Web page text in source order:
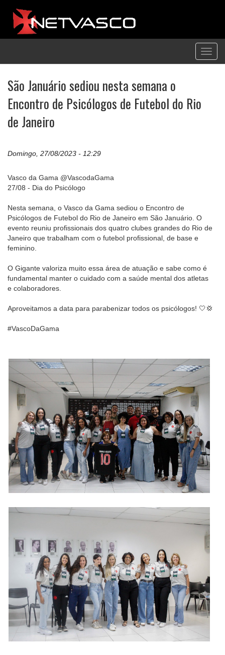
São Januário sediou nesta semana o
Encontro de Psicólogos de Futebol do Rio
de Janeiro
Domingo, 27/08/2023 - 12:29
Vasco da Gama @VascodaGama
27/08 - Dia do Psicólogo
Nesta semana, o Vasco da Gama sediou o Encontro de
Psicólogos de Futebol do Rio de Janeiro em São Januário. O
evento reuniu profissionais dos quatro clubes grandes do Rio de
Janeiro que trabalham com o futebol profissional, de base e
feminino.
O Gigante valoriza muito essa área de atuação e sabe como é
fundamental manter o cuidado com a saúde mental dos atletas
e colaboradores.
Aproveitamos a data para parabenizar todos os psicólogos! 🤍💢
#VascoDaGama